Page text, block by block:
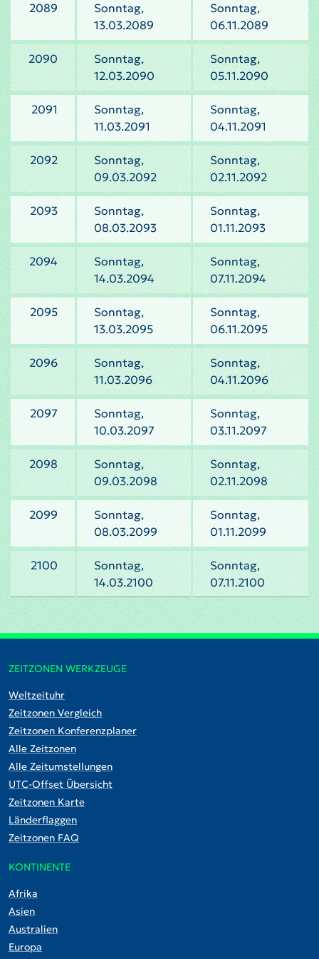
2089
Sonntag,
13.03.2089
Sonntag,
06.11.2089
2090
Sonntag,
12.03.2090
Sonntag,
05.11.2090
2091
Sonntag,
11.03.2091
Sonntag,
04.11.2091
2092
Sonntag,
09.03.2092
Sonntag,
02.11.2092
2093
Sonntag,
08.03.2093
Sonntag,
01.11.2093
2094
Sonntag,
14.03.2094
Sonntag,
07.11.2094
2095
Sonntag,
13.03.2095
Sonntag,
06.11.2095
2096
Sonntag,
11.03.2096
Sonntag,
04.11.2096
2097
Sonntag,
10.03.2097
Sonntag,
03.11.2097
2098
Sonntag,
09.03.2098
Sonntag,
02.11.2098
2099
Sonntag,
08.03.2099
Sonntag,
01.11.2099
2100
Sonntag,
14.03.2100
Sonntag,
07.11.2100
ZEITZONEN WERKZEUGE
Weltzeituhr
Zeitzonen Vergleich
Zeitzonen Konferenzplaner
Alle Zeitzonen
Alle Zeitumstellungen
UTC-Offset Übersicht
Zeitzonen Karte
Länderflaggen
Zeitzonen FAQ
KONTINENTE
Afrika
Asien
Australien
Europa